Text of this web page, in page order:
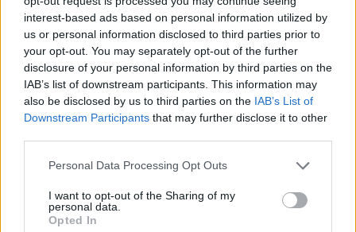
interest-based ads based on personal information utilized by
us or personal information disclosed to third parties prior to
your opt-out. You may separately opt-out of the further
disclosure of your personal information by third parties on the
IAB’s list of downstream participants. This information may
also be disclosed by us to third parties on the IAB’s List of
Downstream Participants that may further disclose it to other
Please note that this website/app uses one or more Google
not limited to your visit or usage behaviour. You may click to
grant or deny consent to Google and its third-party tags to
use your data for below specified purposes in below Google
Personal Data Processing Opt Outs
I want to opt-out of the Sharing of my
personal data.
Opted In